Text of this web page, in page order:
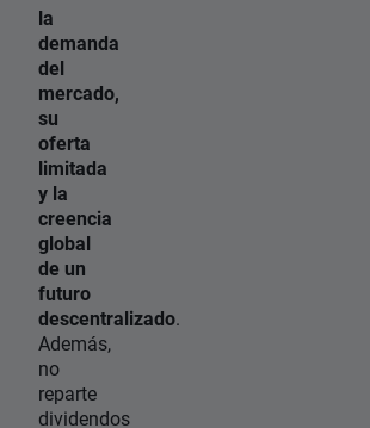
la
demanda
del
mercado,
su
oferta
limitada
y la
creencia
global
de un
futuro
descentralizado.
Además,
no
reparte
dividendos